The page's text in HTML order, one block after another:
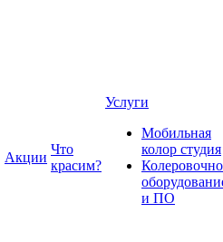
Акции
Что
красим?
Услуги
Мобильная
колор студия
и ПО